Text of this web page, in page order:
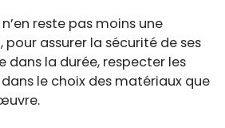
reste pas moins une
assurer la sécurité de ses
dans la durée, respecter les
le choix des matériaux que